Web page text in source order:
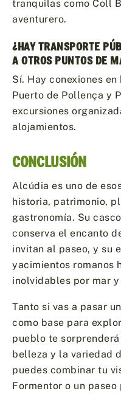
tranquilas como Coll
aventurero.
¿HAY TRANSPORTE
A OTROS PUNTOS DE
Sí. Hay conexiones
Puerto de Pollença y
excursiones
alojamientos.
CONCLUSIÓN
Alcúdia es uno de
historia, patrimonio,
gastronomía. Su
conserva el encanto
invitan al paseo, y su
yacimientos romanos
inolvidables por mar
Tanto si vas a pasar
como base para
pueblo te
belleza y la variedad
puedes combinar tu
Formentor o un